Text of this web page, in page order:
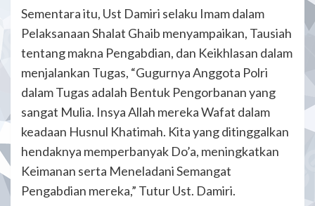
Sementara itu, Ust Damiri selaku Imam dalam
Pelaksanaan Shalat Ghaib menyampaikan, Tausiah
tentang makna Pengabdian, dan Keikhlasan dalam
menjalankan Tugas, “Gugurnya Anggota Polri
dalam Tugas adalah Bentuk Pengorbanan yang
sangat Mulia. Insya Allah mereka Wafat dalam
keadaan Husnul Khatimah. Kita yang ditinggalkan
hendaknya memperbanyak Do’a, meningkatkan
Keimanan serta Meneladani Semangat
Pengabdian mereka,” Tutur Ust. Damiri.